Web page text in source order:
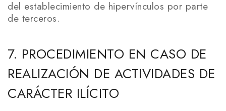
del establecimiento de hipervínculos por parte
de terceros.
7. PROCEDIMIENTO EN CASO DE
REALIZACIÓN DE ACTIVIDADES DE
CARÁCTER ILÍCITO